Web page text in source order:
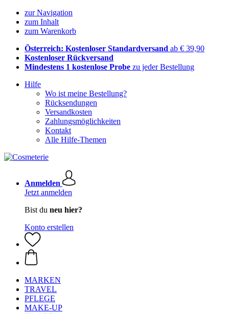
zur Navigation
zum Inhalt
zum Warenkorb
Österreich: Kostenloser Standardversand ab € 39,90
Kostenloser Rückversand
Mindestens 1 kostenlose Probe zu jeder Bestellung
Hilfe
Wo ist meine Bestellung?
Rücksendungen
Versandkosten
Zahlungsmöglichkeiten
Kontakt
Alle Hilfe-Themen
Anmelden
Jetzt anmelden
Bist du neu hier?
Konto erstellen
MARKEN
TRAVEL
PFLEGE
MAKE-UP